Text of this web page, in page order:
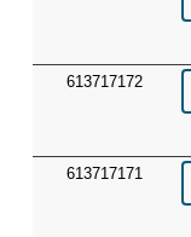
613717172
613717171